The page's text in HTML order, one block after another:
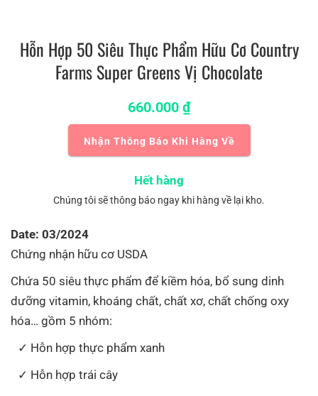
Hỗn Hợp 50 Siêu Thực Phẩm Hữu Cơ Country
Farms Super Greens Vị Chocolate
660.000 ₫
Nhận Thông Báo Khi Hàng Về
Hết hàng
Chúng tôi sẽ thông báo ngay khi hàng về lại kho.
Date: 03/2024
Chứng nhận hữu cơ USDA
Chứa 50 siêu thực phẩm để kiềm hóa, bổ sung dinh
dưỡng vitamin, khoáng chất, chất xơ, chất chống oxy
hóa… gồm 5 nhóm:
Hỗn hợp thực phẩm xanh
Hỗn hợp trái cây